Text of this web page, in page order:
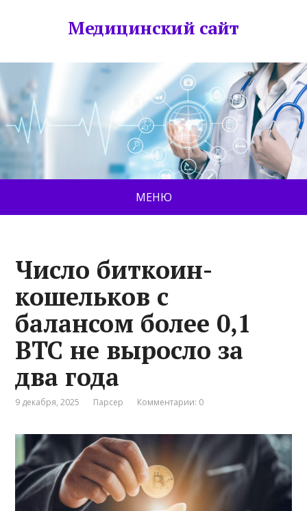
Медицинский сайт
МЕНЮ
Число биткоин-
кошельков с
балансом более 0,1
BTC не выросло за
два года
9 декабря, 2025 Парсер Комментарии: 0